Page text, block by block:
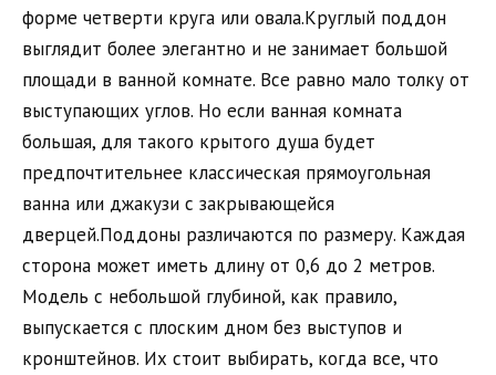
форме четверти круга или овала.Круглый поддон
выглядит более элегантно и не занимает большой
площади в ванной комнате. Все равно мало толку от
выступающих углов. Но если ванная комната
большая, для такого крытого душа будет
предпочтительнее классическая прямоугольная
ванна или джакузи с закрывающейся
дверцей.Поддоны различаются по размеру. Каждая
сторона может иметь длину от 0,6 до 2 метров.
Модель с небольшой глубиной, как правило,
выпускается с плоским дном без выступов и
кронштейнов. Их стоит выбирать, когда все, что